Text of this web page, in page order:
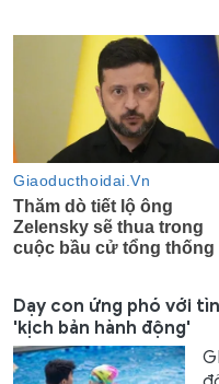
Dạy con ứng phó với
'kịch bản hành động'